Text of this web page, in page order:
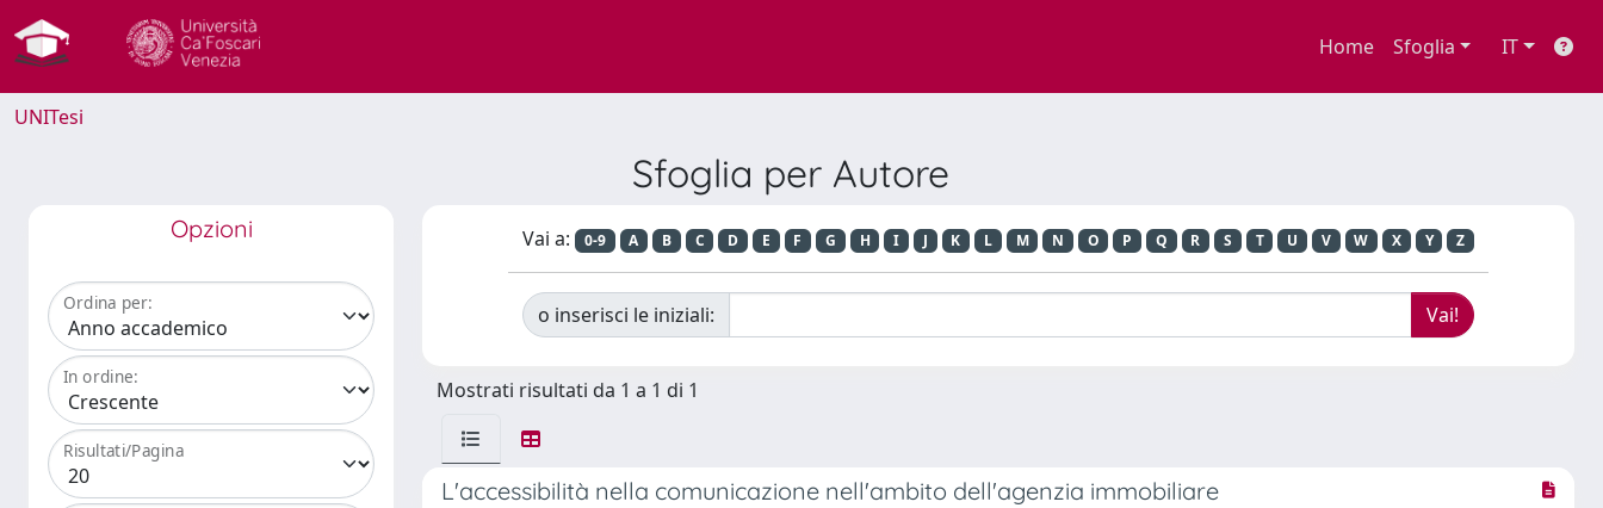
Home Sfoglia IT
UNITesi
Sfoglia per Autore
Opzioni
Ordina per:
In ordine:
Risultati/Pagina
Vai a: 0-9 A B C D E F G H I J K L M N O P Q R S T U V W X Y Z
o inserisci le iniziali:
Mostrati risultati da 1 a 1 di 1
L'accessibilità nella comunicazione nell'ambito dell'agenzia immobiliare